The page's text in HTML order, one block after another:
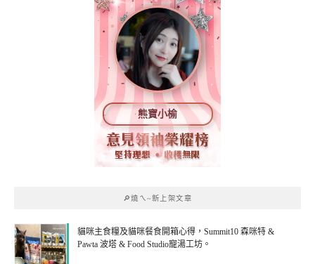
熊寶小榆
🔎燒ㄟ~新上架文章
貓咪主食糧及貓咪餐食開箱心得，Summit10 森咪特 &
Pawta 波塔 & Food Studio寵湯工坊。